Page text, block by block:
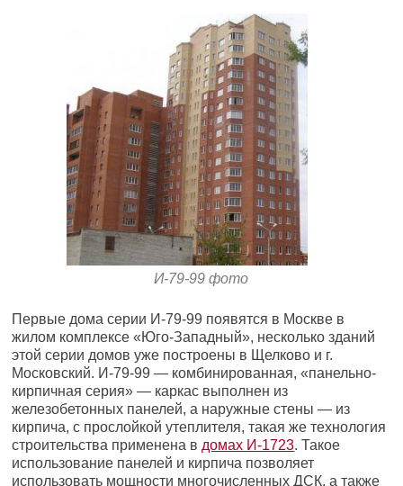
И-79-99 фото
Первые дома серии И-79-99 появятся в Москве в
жилом комплексе «Юго-Западный», несколько зданий
этой серии домов уже построены в Щелково и г.
Московский. И-79-99 — комбинированная, «панельно-
кирпичная серия» — каркас выполнен из
железобетонных панелей, а наружные стены — из
кирпича, с прослойкой утеплителя, такая же технология
строительства применена в домах И-1723. Такое
использование панелей и кирпича позволяет
использовать мощности многочисленных ДСК, а также